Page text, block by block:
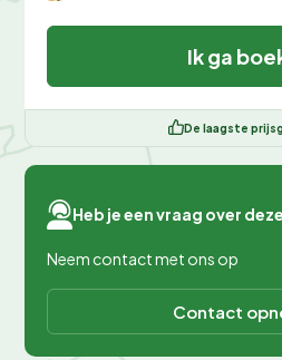
Ik ga
De laagste
Heb je een vraag over
Neem contact met ons op
Contact